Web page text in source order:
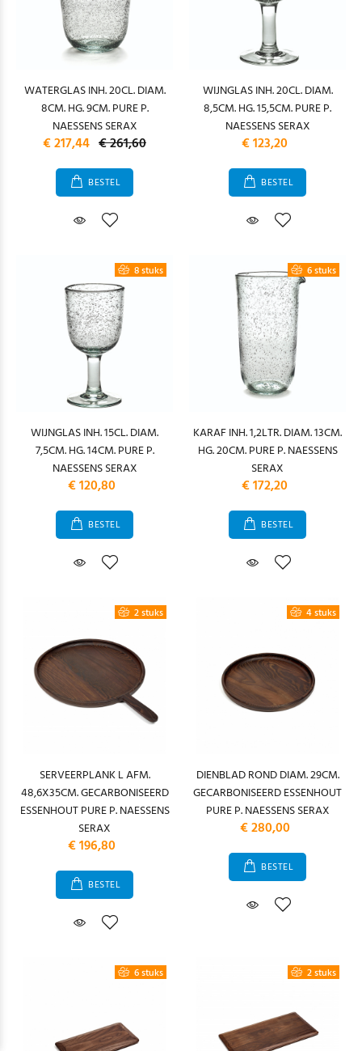
WATERGLAS INH. 20CL. DIAM.
8CM. HG. 9CM. PURE P.
NAESSENS SERAX
€ 217,44 € 261,60
BESTEL
WIJNGLAS INH. 20CL. DIAM.
8,5CM. HG. 15,5CM. PURE P.
NAESSENS SERAX
€ 123,20
BESTEL
8 stuks
WIJNGLAS INH. 15CL. DIAM.
7,5CM. HG. 14CM. PURE P.
NAESSENS SERAX
€ 120,80
BESTEL
6 stuks
KARAF INH. 1,2LTR. DIAM. 13CM.
HG. 20CM. PURE P. NAESSENS
SERAX
€ 172,20
BESTEL
2 stuks
SERVEERPLANK L AFM.
48,6X35CM. GECARBONISEERD
ESSENHOUT PURE P. NAESSENS
SERAX
€ 196,80
BESTEL
4 stuks
DIENBLAD ROND DIAM. 29CM.
GECARBONISEERD ESSENHOUT
PURE P. NAESSENS SERAX
€ 280,00
BESTEL
6 stuks 2 stuks